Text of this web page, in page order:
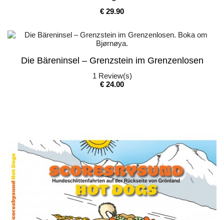
Pris
€ 29.90
Die Bäreninsel – Grenzstein im Grenzenlosen
1 Review(s)
Pris
€ 24.00